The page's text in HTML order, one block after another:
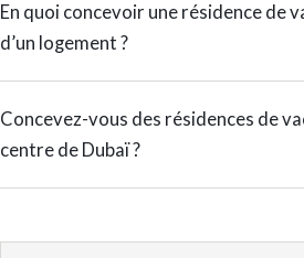
En quoi concevoir une résidence de
d’un logement ?
Concevez-vous des résidences de
centre de Dubaï ?